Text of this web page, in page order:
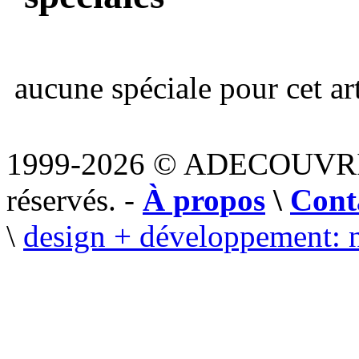
aucune spéciale pour cet
1999-2026 ©
réservés. - À propos \
\ design + développement: